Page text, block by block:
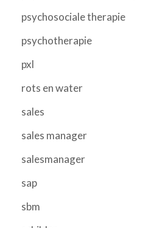
psychosociale therapie
psychotherapie
pxl
rots en water
sales
sales manager
salesmanager
sap
sbm